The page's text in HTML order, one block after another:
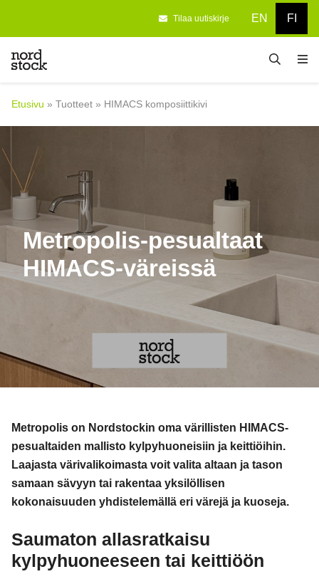
Tilaa uutiskirje EN FI
Etusivu
Yritys
Referenssit
Blogi
Yhteystiedot
Etusivu » Tuotteet » HIMACS komposiittikivi
Metropolis-pesualtaat
HIMACS-väreissä
Metropolis on Nordstockin oma värillisten HIMACS-
pesualtaiden mallisto kylpyhuoneisiin ja keittiöihin.
Laajasta värivalikoimasta voit valita altaan ja tason
samaan sävyyn tai rakentaa yksilöllisen
kokonaisuuden yhdistelemällä eri värejä ja kuoseja.
Saumaton allasratkaisu
kylpyhuoneeseen tai keittiöön